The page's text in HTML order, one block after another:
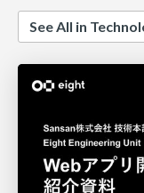
See All in